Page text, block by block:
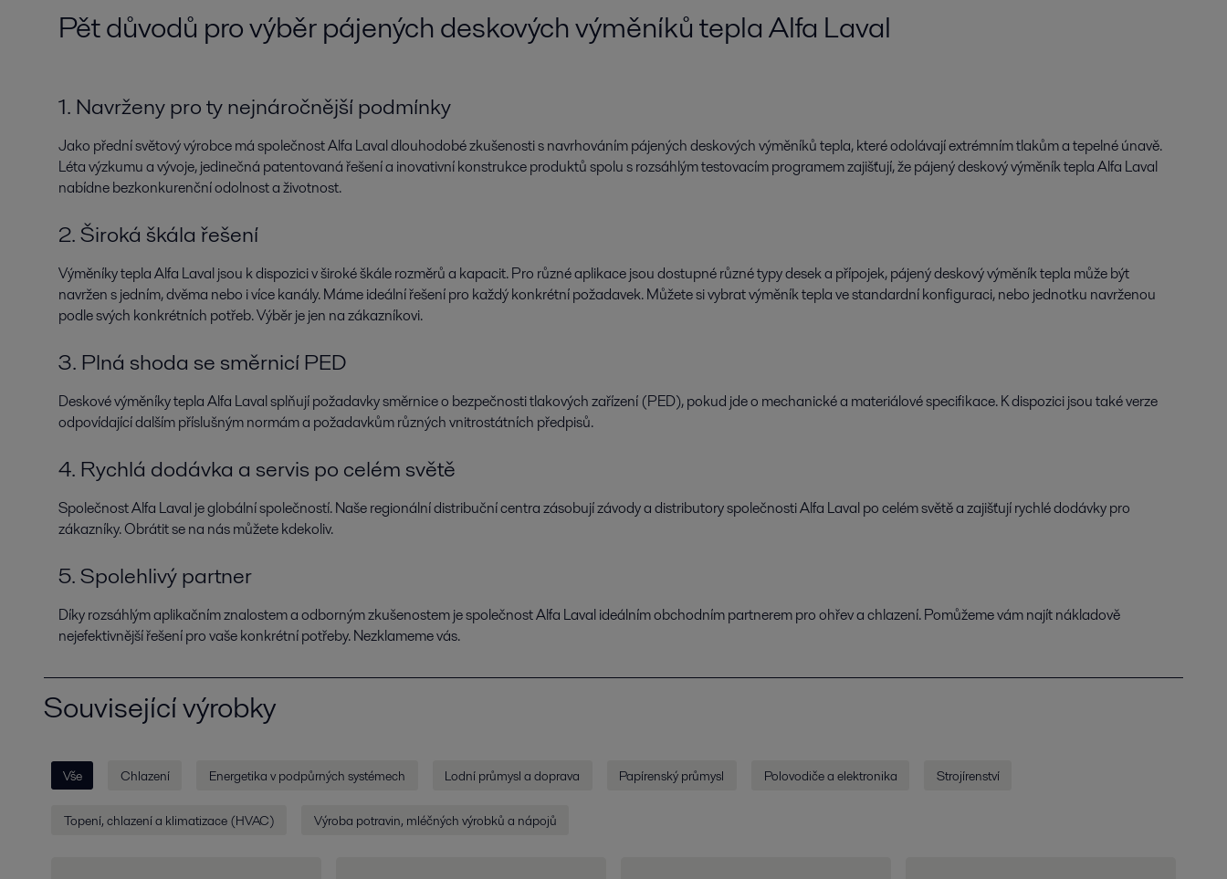
Pět důvodů pro výběr pájených deskových výměníků tepla Alfa Laval
1. Navrženy pro ty nejnáročnější podmínky
Jako přední světový výrobce má společnost Alfa Laval dlouhodobé zkušenosti s navrhováním pájených deskových výměníků tepla, které odolávají extrémním tlakům a tepelné únavě.
Léta výzkumu a vývoje, jedinečná patentovaná řešení a inovativní konstrukce produktů spolu s rozsáhlým testovacím programem zajišťují, že pájený deskový výměník tepla Alfa Laval
nabídne bezkonkurenční odolnost a životnost.
2. Široká škála řešení
Výměníky tepla Alfa Laval jsou k dispozici v široké škále rozměrů a kapacit. Pro různé aplikace jsou dostupné různé typy desek a přípojek, pájený deskový výměník tepla může být
navržen s jedním, dvěma nebo i více kanály. Máme ideální řešení pro každý konkrétní požadavek. Můžete si vybrat výměník tepla ve standardní konfiguraci, nebo jednotku navrženou
podle svých konkrétních potřeb. Výběr je jen na zákazníkovi.
3. Plná shoda se směrnicí PED
Deskové výměníky tepla Alfa Laval splňují požadavky směrnice o bezpečnosti tlakových zařízení (PED), pokud jde o mechanické a materiálové specifikace. K dispozici jsou také verze
odpovídající dalším příslušným normám a požadavkům různých vnitrostátních předpisů.
4. Rychlá dodávka a servis po celém světě
Společnost Alfa Laval je globální společností. Naše regionální distribuční centra zásobují závody a distributory společnosti Alfa Laval po celém světě a zajišťují rychlé dodávky pro
zákazníky. Obrátit se na nás můžete kdekoliv.
5. Spolehlivý partner
Díky rozsáhlým aplikačním znalostem a odborným zkušenostem je společnost Alfa Laval ideálním obchodním partnerem pro ohřev a chlazení. Pomůžeme vám najít nákladově
nejefektivnější řešení pro vaše konkrétní potřeby. Nezklameme vás.
Související výrobky
Vše Chlazení Energetika v podpůrných systémech Lodní průmysl a doprava Papírenský průmysl Polovodiče a elektronika Strojírenství
Topení, chlazení a klimatizace (HVAC) Výroba potravin, mléčných výrobků a nápojů